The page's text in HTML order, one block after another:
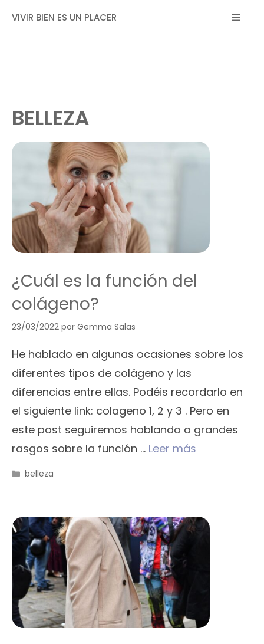
VIVIR BIEN ES UN PLACER MENÚ
BELLEZA
¿Cuál es la función del
colágeno?
23/03/2022 por Gemma Salas
He hablado en algunas ocasiones sobre los
diferentes tipos de colágeno y las
diferencias entre ellas. Podéis recordarlo en
el siguiente link: colageno 1, 2 y 3 . Pero en
este post seguiremos hablando a grandes
rasgos sobre la función … Leer más
Categorías
belleza